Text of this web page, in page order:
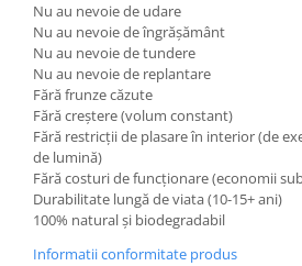
Nu au nevoie de udare
Nu au nevoie de îngrășământ
Nu au nevoie de tundere
Nu au nevoie de replantare
Fără frunze căzute
Fără creștere (volum constant)
Fără restricții de plasare în interior (de
de lumină)
Fără costuri de funcționare (economii
Durabilitate lungă de viata (10-15+ ani)
100% natural și biodegradabil
Informatii conformitate produs